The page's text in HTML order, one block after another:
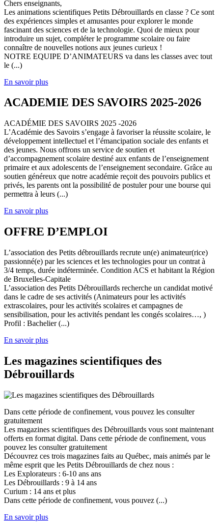
Chers enseignants,
Les animations scientifiques Petits Débrouillards en classe ? Ce sont
des expériences simples et amusantes pour explorer le monde
fascinant des sciences et de la technologie. Quoi de mieux pour
introduire un sujet, compléter le programme scolaire ou faire
connaître de nouvelles notions aux jeunes curieux !
NOTRE EQUIPE D’ANIMATEURS va dans les classes avec tout
le (...)
En savoir plus
ACADEMIE DES SAVOIRS 2025-2026
ACADÉMIE DES SAVOIRS 2025 -2026
L’Académie des Savoirs s’engage à favoriser la réussite scolaire, le
développement intellectuel et l’émancipation sociale des enfants et
des jeunes. Nous offrons un service de soutien et
d’accompagnement scolaire destiné aux enfants de l’enseignement
primaire et aux adolescents de l’enseignement secondaire. Grâce au
soutien généreux que notre académie reçoit des pouvoirs publics et
privés, les parents ont la possibilité de postuler pour une bourse qui
permettra à leurs (...)
En savoir plus
OFFRE D’EMPLOI
L’association des Petits débrouillards recrute un(e) animateur(rice)
passionné(e) par les sciences et les technologies pour un contrat à
3/4 temps, durée indéterminée. Condition ACS et habitant la Région
de Bruxelles-Capitale
L’association des Petits Débrouillards recherche un candidat motivé
dans le cadre de ses activités (Animateurs pour les activités
extrascolaires, pour les activités scolaires et campagnes de
sensibilisation, pour les activités pendant les congés scolaires…, )
Profil : Bachelier (...)
En savoir plus
Les magazines scientifiques des
Débrouillards
Dans cette période de confinement, vous pouvez les consulter
gratuitement
Les magazines scientifiques des Débrouillards vous sont maintenant
offerts en format digital. Dans cette période de confinement, vous
pouvez les consulter gratuitement
Découvrez ces trois magazines faits au Québec, mais animés par le
même esprit que les Petits Débrouillards de chez nous :
Les Explorateurs : 6-10 ans ans
Les Débrouillards : 9 à 14 ans
Curium : 14 ans et plus
Dans cette période de confinement, vous pouvez (...)
En savoir plus